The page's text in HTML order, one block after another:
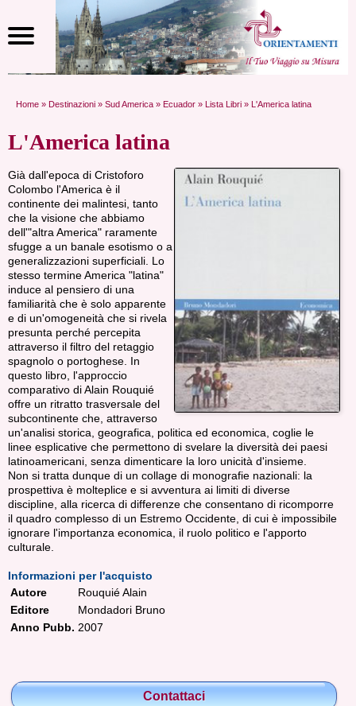
Home » Destinazioni » Sud America » Ecuador » Lista Libri » L'America latina
L'America latina
Già dall'epoca di Cristoforo
Colombo l'America è il
continente dei malintesi, tanto
che la visione che abbiamo
dell'"altra America" raramente
sfugge a un banale esotismo o a
generalizzazioni superficiali. Lo
stesso termine America "latina"
induce al pensiero di una
familiarità che è solo apparente
e di un'omogeneità che si rivela
presunta perché percepita
attraverso il filtro del retaggio
spagnolo o portoghese. In
questo libro, l'approccio
comparativo di Alain Rouquié
offre un ritratto trasversale del
subcontinente che, attraverso
un'analisi storica, geografica, politica ed economica, coglie le
linee esplicative che permettono di svelare la diversità dei paesi
latinoamericani, senza dimenticare la loro unicità d'insieme.
Non si tratta dunque di un collage di monografie nazionali: la
prospettiva è molteplice e si avventura ai limiti di diverse
discipline, alla ricerca di differenze che consentano di ricomporre
il quadro complesso di un Estremo Occidente, di cui è impossibile
ignorare l'importanza economica, il ruolo politico e l'apporto
culturale.
Informazioni per l'acquisto
Autore
Rouquié Alain
Editore
Mondadori Bruno
Anno Pubb. 2007
Contattaci